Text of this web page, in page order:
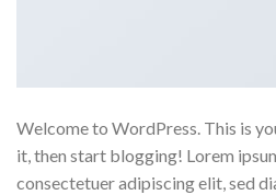
Welcome to WordPress. This is
it, then start blogging! Lorem
consectetuer adipiscing elit, sed